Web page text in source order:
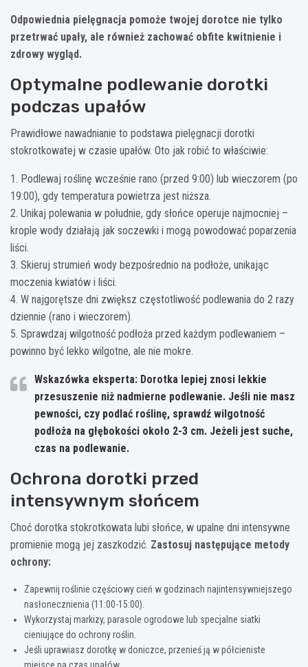
Odpowiednia pielęgnacja pomoże twojej dorotce nie tylko
przetrwać upały, ale również zachować obfite kwitnienie i
zdrowy wygląd.
Optymalne podlewanie dorotki
podczas upałów
Prawidłowe nawadnianie to podstawa pielęgnacji dorotki
stokrotkowatej w czasie upałów. Oto jak robić to właściwie:
1. Podlewaj roślinę wcześnie rano (przed 9:00) lub wieczorem (po
19:00), gdy temperatura powietrza jest niższa.
2. Unikaj polewania w południe, gdy słońce operuje najmocniej –
krople wody działają jak soczewki i mogą powodować poparzenia
liści.
3. Skieruj strumień wody bezpośrednio na podłoże, unikając
moczenia kwiatów i liści.
4. W najgorętsze dni zwiększ częstotliwość podlewania do 2 razy
dziennie (rano i wieczorem).
5. Sprawdzaj wilgotność podłoża przed każdym podlewaniem –
powinno być lekko wilgotne, ale nie mokre.
Wskazówka eksperta: Dorotka lepiej znosi lekkie
przesuszenie niż nadmierne podlewanie. Jeśli nie masz
pewności, czy podlać roślinę, sprawdź wilgotność
podłoża na głębokości około 2-3 cm. Jeżeli jest suche,
czas na podlewanie.
Ochrona dorotki przed
intensywnym słońcem
Choć dorotka stokrotkowata lubi słońce, w upalne dni intensywne
promienie mogą jej zaszkodzić. Zastosuj następujące metody
ochrony:
Zapewnij roślinie częściowy cień w godzinach najintensywniejszego
nasłonecznienia (11:00-15:00).
Wykorzystaj markizy, parasole ogrodowe lub specjalne siatki
cieniujące do ochrony roślin.
Jeśli uprawiasz dorotkę w doniczce, przenieś ją w półcieniste
miejsce na czas upałów.